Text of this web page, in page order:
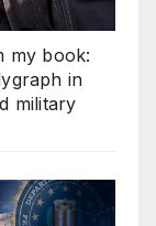
my book:
in
military